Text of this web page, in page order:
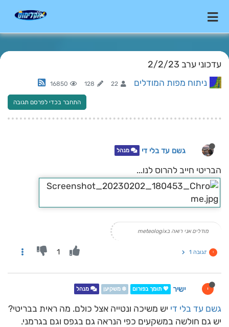
עדכוני ערב 2/2/23
ניתוח מפות המודלים 22
128
16850
התחבר בכדי לפרסם תגובה
גשם עד בלי די מנהל
הבריטי חייב להרוס לנו...
מודלים אני רואה בmeteologix
י תגובה 1 1
י ישיר 💖 תומך בפורום ❄️ משקיען מנהל
גשם עד בלי די יש משיכה ונטייה אצל כולם. מה ראית בבריטי?
יש גם חולשה במשקעים כפי הנראה גם בגפס וגם בגרמני.